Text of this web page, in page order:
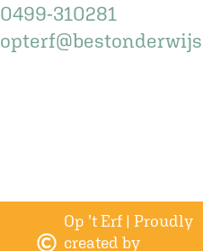
0499-310281
Op ’t Erf | Proudly
created by